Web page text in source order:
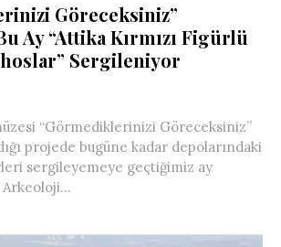
Göreceksiniz”
Ay “Attika Kırmızı Figürlü
Sergileniyor
“Görmediklerinizi Göreceksiniz”
projede bugüne kadar depolarındaki
sergileyemeye geçtiğimiz ay
Arkeoloji...